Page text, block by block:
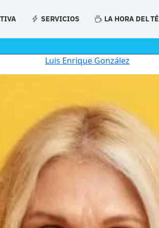
SERVICIOS LA HORA DEL TÉ
Luis Enrique González